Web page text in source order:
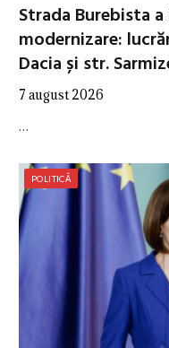
Strada Burebista
modernizare:
Dacia și str.
7 august 2026
…
POLITICĂ